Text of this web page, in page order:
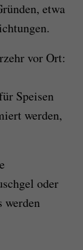
etwa
vor Ort:
Speisen
werden,
oder
werden